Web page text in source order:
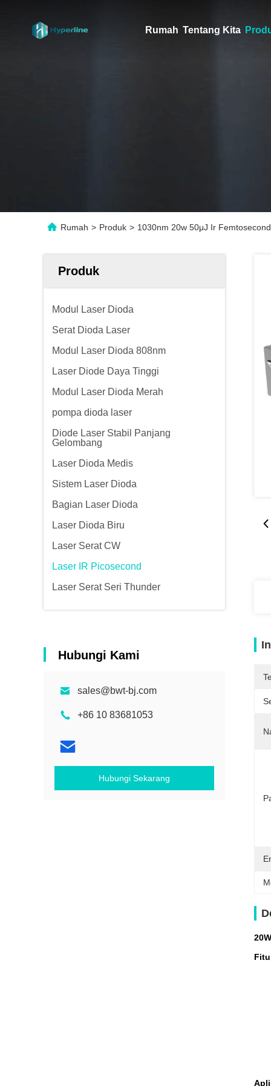
Rumah Tentang Kita
Rumah > Produk > 1030nm 20w 50μJ Ir
Produk
Modul Laser Dioda
Serat Dioda Laser
Modul Laser Dioda 808nm
Laser Diode Daya Tinggi
Modul Laser Dioda Merah
pompa dioda laser
Diode Laser Stabil Panjang
Gelombang
Laser Dioda Medis
Sistem Laser Dioda
Bagian Laser Dioda
Laser Dioda Biru
Laser Serat CW
Laser IR Picosecond
Laser Serat Seri Thunder
Hubungi Kami
sales@bwt-bj.com
+86 10 83681053
Hubungi Sekarang